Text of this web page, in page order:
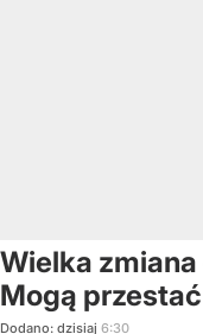
Wielka
Mogą
Dodano: dzisiaj 6:30